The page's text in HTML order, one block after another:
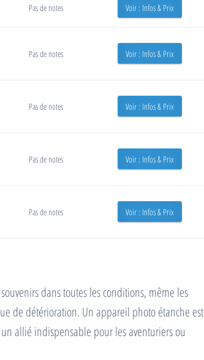
Pas de notes Voir : Infos & Prix
Pas de notes Voir : Infos & Prix
Pas de notes Voir : Infos & Prix
Pas de notes Voir : Infos & Prix
Pas de notes Voir : Infos & Prix
dans toutes les conditions, même les
de détérioration. Un appareil photo étanche est
allié indispensable pour les aventuriers ou